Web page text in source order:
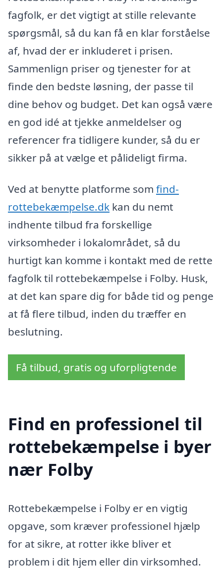
fagfolk, er det vigtigt at stille relevante
spørgsmål, så du kan få en klar forståelse
af, hvad der er inkluderet i prisen.
Sammenlign priser og tjenester for at
finde den bedste løsning, der passe til
dine behov og budget. Det kan også være
en god idé at tjekke anmeldelser og
referencer fra tidligere kunder, så du er
sikker på at vælge et pålideligt firma.
Ved at benytte platforme som find-
rottebekæmpelse.dk kan du nemt
indhente tilbud fra forskellige
virksomheder i lokalområdet, så du
hurtigt kan komme i kontakt med de rette
fagfolk til rottebekæmpelse i Folby. Husk,
at det kan spare dig for både tid og penge
at få flere tilbud, inden du træffer en
beslutning.
Få tilbud, gratis og uforpligtende
Find en professionel til
rottebekæmpelse i byer
nær Folby
Rottebekæmpelse i Folby er en vigtig
opgave, som kræver professionel hjælp
for at sikre, at rotter ikke bliver et
problem i dit hjem eller din virksomhed.